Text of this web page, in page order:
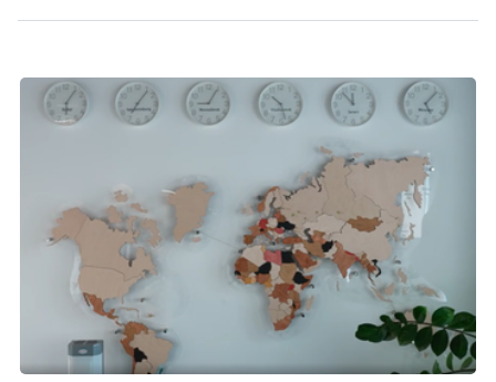
компании ТЕХНОНИКОЛЬ.